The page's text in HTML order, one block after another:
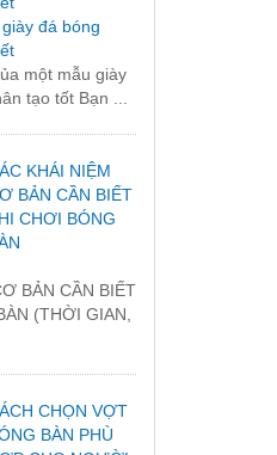
đá bóng
một mẫu giày
tạo tốt Bạn ...
KHÁI NIỆM
BẢN CẦN BIẾT
CHƠI BÓNG
BẢN CẦN BIẾT
(THỜI GIAN,
CHỌN VỢT
BÀN PHÙ